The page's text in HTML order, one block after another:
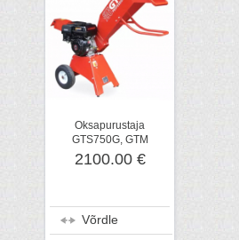
Oksapurustaja
GTS750G, GTM
2100.00 €
Võrdle